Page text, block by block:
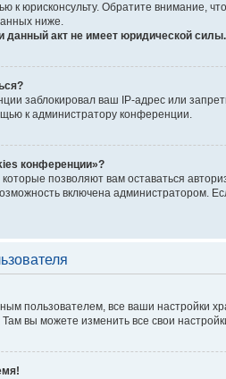
к юрисконсульту. Обратите внимание,
ниже.
данный акт не имеет юридической силы.
заблокировал ваш IP-адрес или
к администратору конференции.
конференции»?
позволяют вам оставаться
включена администратором.
пользователем, все ваши настройки
вы можете изменить все свои